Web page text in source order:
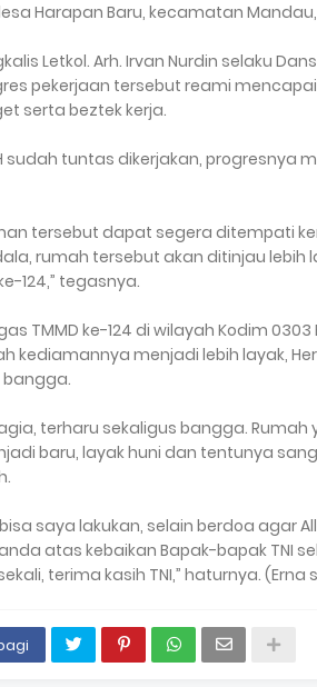
Harapan Baru, kecamatan Mandau,
Letkol. Arh. Irvan Nurdin selaku
pekerjaan tersebut reami mencapai
serta beztek kerja.
sudah tuntas dikerjakan, progresnya
tersebut dapat segera ditempati
rumah tersebut akan ditinjau lebih
124,” tegasnya.
TMMD ke-124 di wilayah Kodim
kediamannya menjadi lebih layak,
terharu sekaligus bangga.
baru, layak huni dan tentunya
saya lakukan, selain berdoa agar
atas kebaikan Bapak-bapak TNI
terima kasih TNI,” haturnya. (Erna